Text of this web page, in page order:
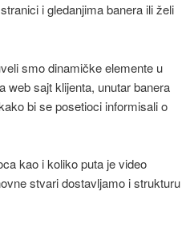
i gledanjima banera ili želi
smo dinamičke elemente u
web sajt klijenta, unutar banera
bi se posetioci informisali o
kao i koliko puta je video
stvari dostavljamo i strukturu